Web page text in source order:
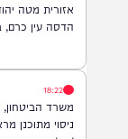
פעוט כבן
אזורית מטה
18:22
משרד הביטחון,